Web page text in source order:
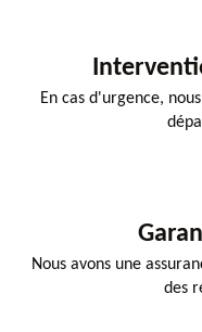
En cas d'urgence,
Nous avons une
des